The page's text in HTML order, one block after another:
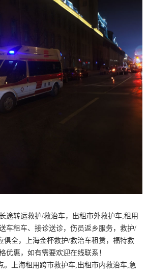
途转运救护/救治车，出租市外救护车,租用
车租车、接诊送诊，伤员返乡服务，救护/
俱全，上海金杯救护/救治车租赁，福特救
优惠，如有需要欢迎在线联系！
。上海租用跨市救护车,出租市内救治车,急